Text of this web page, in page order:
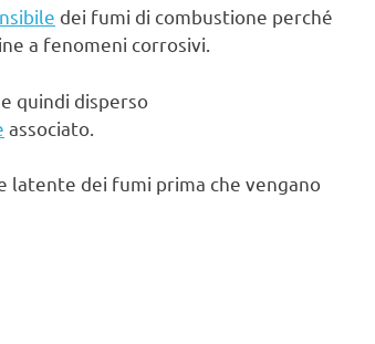
dei fumi di combustione perché
a fenomeni corrosivi.
quindi disperso
associato.
latente dei fumi prima che vengano